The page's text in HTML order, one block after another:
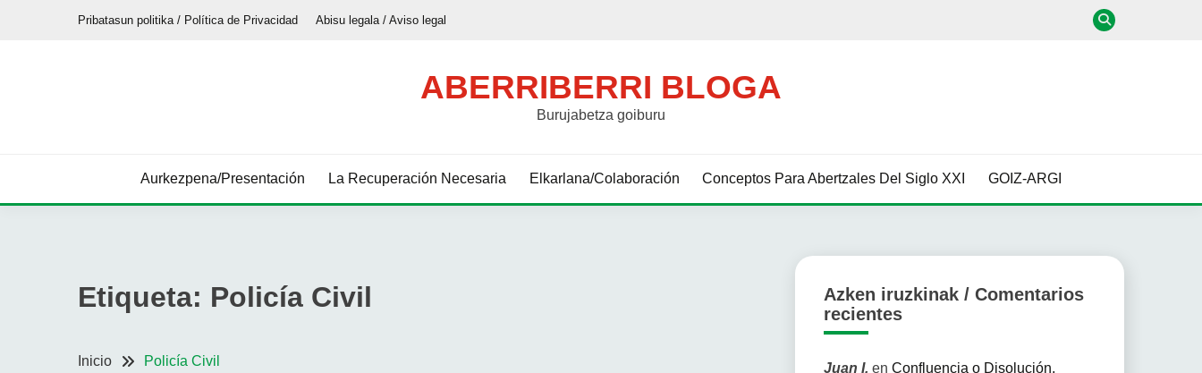
Pribatasun politika / Política de Privacidad Abisu legala / Aviso legal
ABERRIBERRI BLOGA
Burujabetza goiburu
Aurkezpena/Presentación La Recuperación Necesaria Elkarlana/Colaboración Conceptos Para Abertzales Del Siglo XXI GOIZ-ARGI
Etiqueta: Policía Civil
Inicio Policía Civil
Azken iruzkinak / Comentarios
recientes
Juan I. en Confluencia o Disolución,